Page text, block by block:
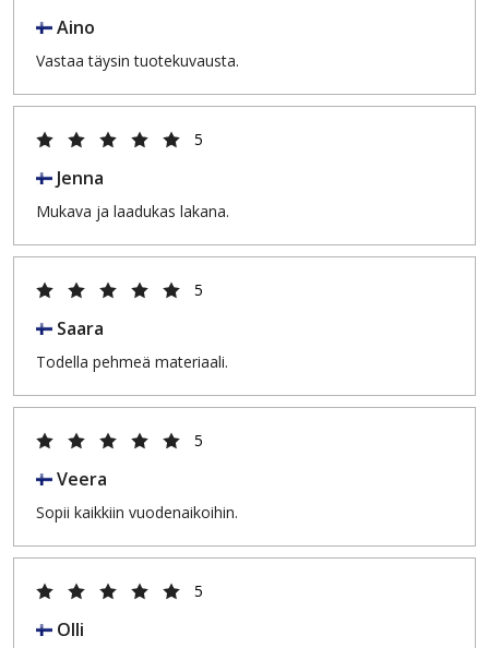
Aino
Vastaa täysin tuotekuvausta.
5
Jenna
Mukava ja laadukas lakana.
5
Saara
Todella pehmeä materiaali.
5
Veera
Sopii kaikkiin vuodenaikoihin.
5
Olli